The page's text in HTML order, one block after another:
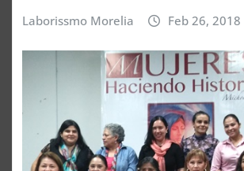
Laborissmo Morelia Feb 26, 2018